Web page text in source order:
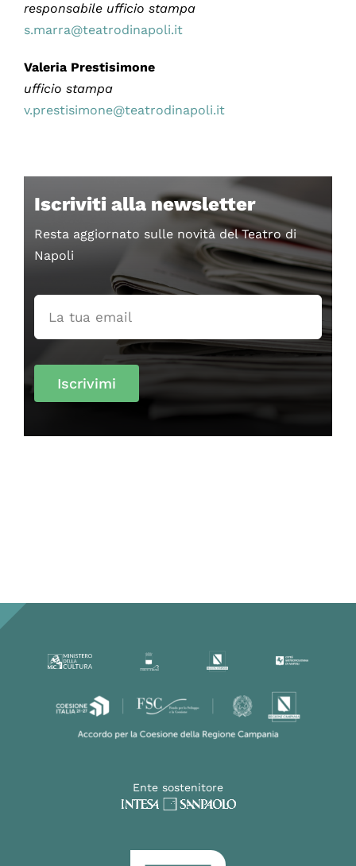
responsabile ufficio stampa
s.marra@teatrodinapoli.it
Valeria Prestisimone
ufficio stampa
v.prestisimone@teatrodinapoli.it
Iscriviti alla newsletter
Resta aggiornato sulle novità del Teatro di
Napoli
Iscrivimi
Ente sostenitore